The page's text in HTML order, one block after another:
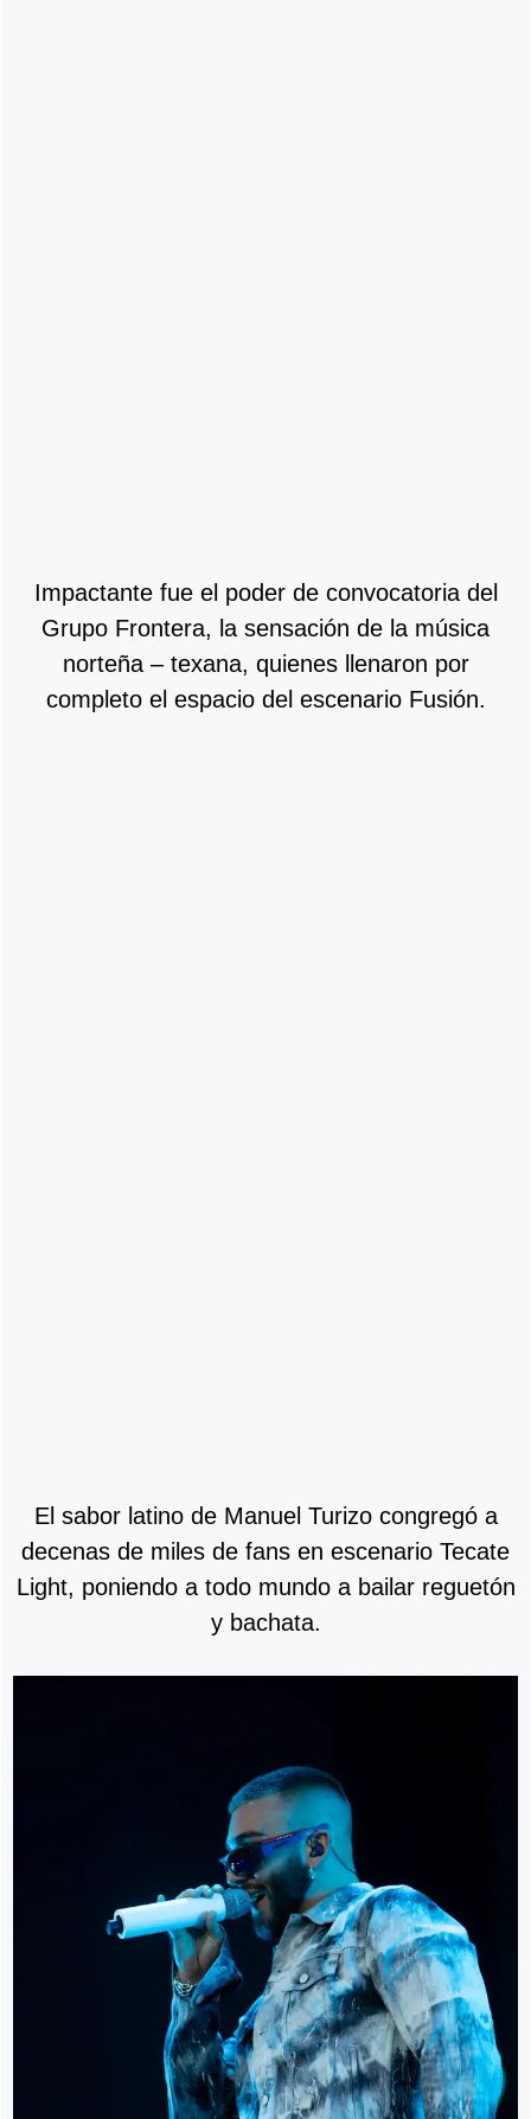
Impactante fue el poder de convocatoria del
Grupo Frontera, la sensación de la música
norteña – texana, quienes llenaron por
completo el espacio del escenario Fusión.
El sabor latino de Manuel Turizo congregó a
decenas de miles de fans en escenario Tecate
Light, poniendo a todo mundo a bailar reguetón
y bachata.